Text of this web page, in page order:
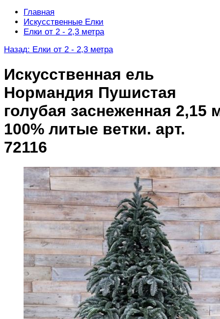
Главная
Искусственные Елки
Елки от 2 - 2,3 метра
Назад: Елки от 2 - 2,3 метра
Искусственная ель
Нормандия Пушистая
голубая заснеженная 2,15
100% литые ветки. арт.
72116